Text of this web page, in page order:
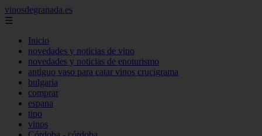
vinosdegranada.es
☰
Inicio
novedades y noticias de vino
novedades y noticias de enoturismo
antiguo vaso para catar vinos crucigrama
bulgaria
comprar
espana
tipo
vinos